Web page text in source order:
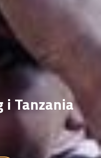
Tanzania